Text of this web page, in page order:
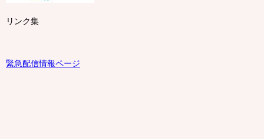
リンク集
緊急配信情報ページ